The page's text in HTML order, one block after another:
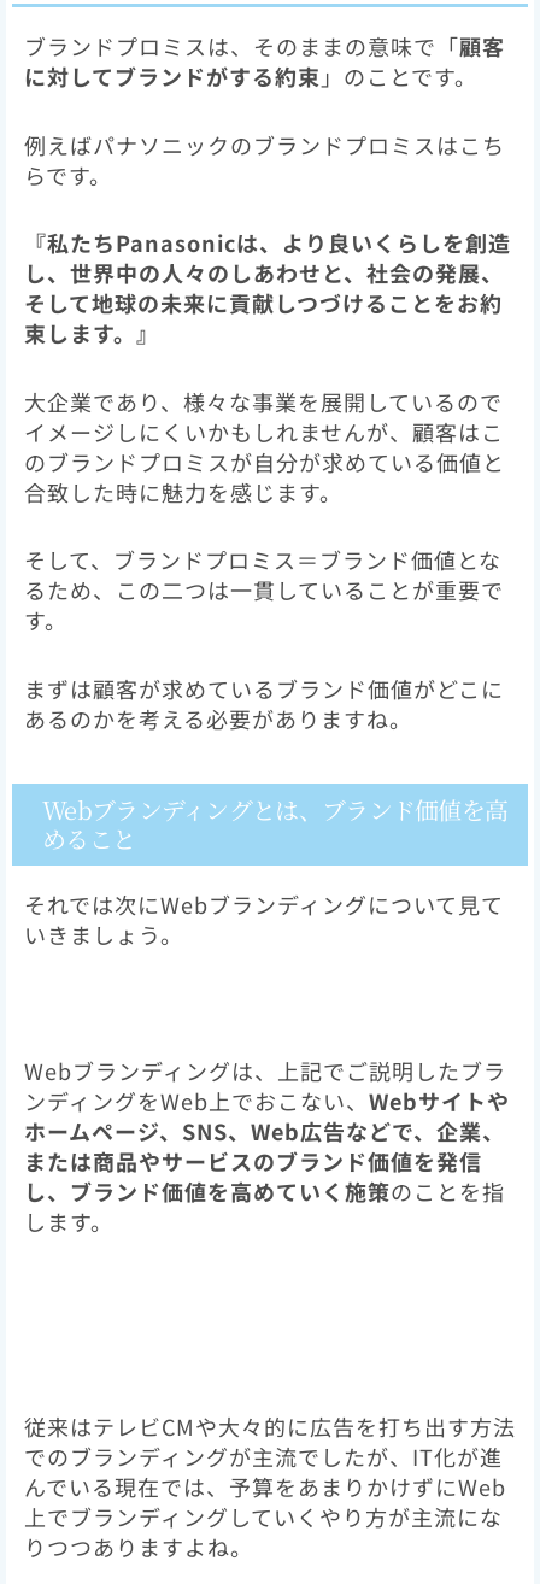
ブランドプロミスは、そのままの意味で「顧客
に対してブランドがする約束 」のことです。
例えばパナソニックのブランドプロミスはこち
らです。
『私たちPanasonicは、より良いくらしを創造
し、世界中の人々のしあわせと、社会の発展、
そして地球の未来に貢献しつづけることをお約
束します。』
大企業であり、様々な事業を展開しているので
イメージしにくいかもしれませんが、顧客はこ
のブランドプロミスが自分が求めている価値と
合致した時に魅力を感じます。
そして、ブランドプロミス＝ブランド価値とな
るため、この二つは一貫していることが重要で
す。
まずは顧客が求めているブランド価値がどこに
あるのかを考える必要がありますね。
Webブランディングとは、ブランド価値を高
めること
それでは次にWebブランディングについて見て
いきましょう。
Webブランディングは、上記でご説明したブラ
ンディングをWeb上でおこない、 Webサイトや
ホームページ、SNS、Web広告などで、企業、
または商品やサービスのブランド価値を発信
し、ブランド価値を高めていく施策のことを指
します。
従来はテレビCMや大々的に広告を打ち出す方法
でのブランディングが主流でしたが、IT化が進
んでいる現在では、予算をあまりかけずにWeb
上でブランディングしていくやり方が主流にな
りつつありますよね。